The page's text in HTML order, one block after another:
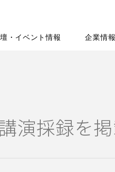
・イベント情報 企業情報
演採録を